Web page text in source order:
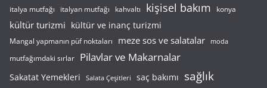
italya mutfağı italyan mutfağı kahvaltı kişisel bakım konya
kültür turizmi kültür ve inanç turizmi
Mangal yapmanın püf noktaları meze sos ve salatalar moda
mutfağımdaki sırlar Pilavlar ve Makarnalar
Sakatat Yemekleri Salata Çeşitleri saç bakımı sağlık